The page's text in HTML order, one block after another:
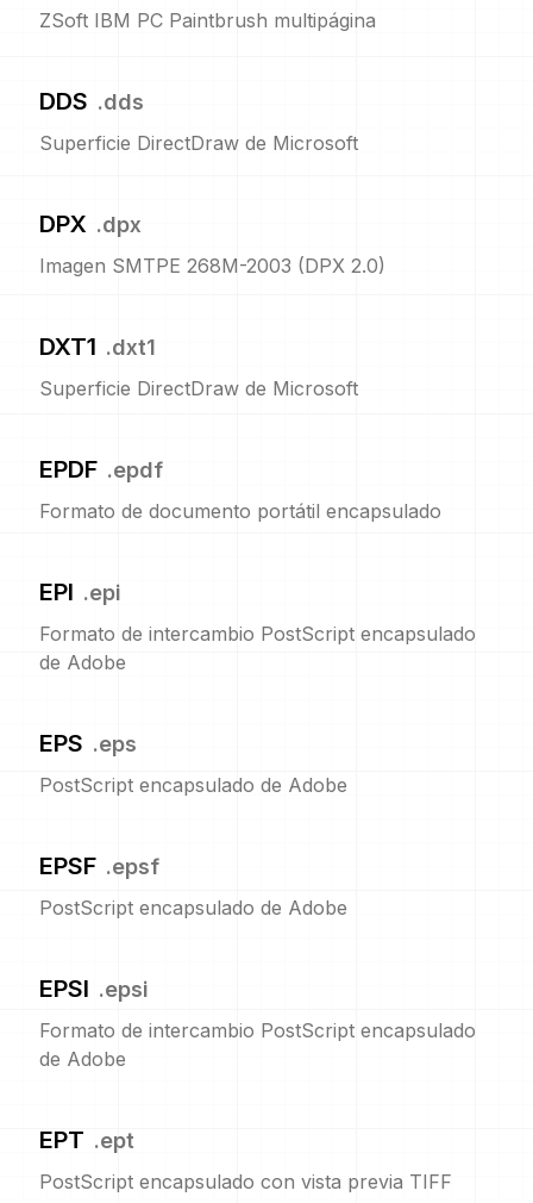
ZSoft IBM PC Paintbrush multipágina
DDS .dds
Superficie DirectDraw de Microsoft
DPX .dpx
Imagen SMTPE 268M-2003 (DPX 2.0)
DXT1 .dxt1
Superficie DirectDraw de Microsoft
EPDF .epdf
Formato de documento portátil encapsulado
EPI .epi
Formato de intercambio PostScript encapsulado
de Adobe
EPS .eps
PostScript encapsulado de Adobe
EPSF .epsf
PostScript encapsulado de Adobe
EPSI .epsi
Formato de intercambio PostScript encapsulado
de Adobe
EPT .ept
PostScript encapsulado con vista previa TIFF